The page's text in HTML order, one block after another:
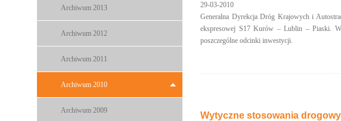
Archiwum 2013
Archiwum 2012
Archiwum 2011
Archiwum 2010
Archiwum 2009
29-03-2010
Generalna Dyrekcja Dróg Krajowych i
ekspresowej S17 Kurów – Lublin – Piaski.
poszczególne odcinki inwestycji.
Wytyczne stosowania